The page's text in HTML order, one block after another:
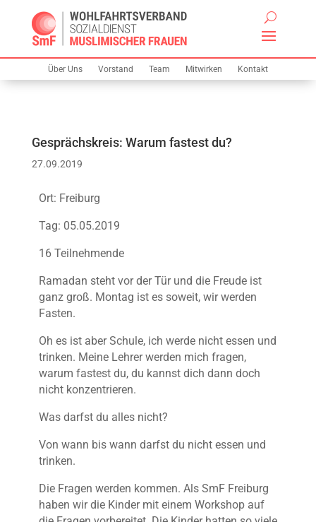
Über Uns Vorstand Team Mitwirken Kontakt
Gesprächskreis: Warum fastest du?
27.09.2019
Ort: Freiburg
Tag: 05.05.2019
16 Teilnehmende
Ramadan steht vor der Tür und die Freude ist
ganz groß. Montag ist es soweit, wir werden
Fasten.
Oh es ist aber Schule, ich werde nicht essen und
trinken. Meine Lehrer werden mich fragen,
warum fastest du, du kannst dich dann doch
nicht konzentrieren.
Was darfst du alles nicht?
Von wann bis wann darfst du nicht essen und
trinken.
Die Fragen werden kommen. Als SmF Freiburg
haben wir die Kinder mit einem Workshop auf